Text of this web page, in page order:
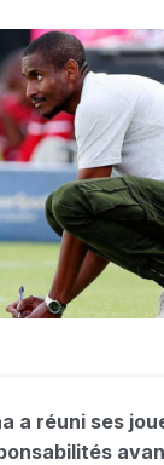
a réuni ses